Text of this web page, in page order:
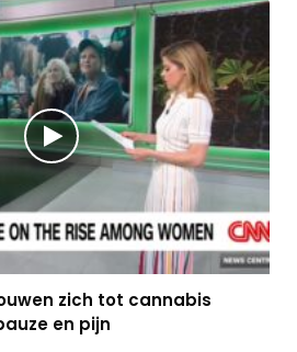
zich tot cannabis
en pijn